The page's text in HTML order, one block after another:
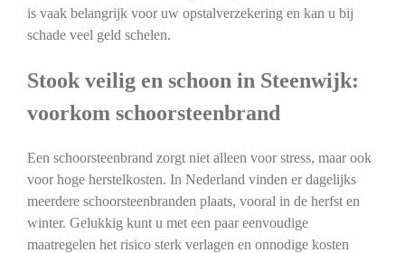
is vaak belangrijk voor uw opstalverzekering en kan u bij
schade veel geld schelen.
Stook veilig en schoon in Steenwijk:
voorkom schoorsteenbrand
Een schoorsteenbrand zorgt niet alleen voor stress, maar ook
voor hoge herstelkosten. In Nederland vinden er dagelijks
meerdere schoorsteenbranden plaats, vooral in de herfst en
winter. Gelukkig kunt u met een paar eenvoudige
maatregelen het risico sterk verlagen en onnodige kosten